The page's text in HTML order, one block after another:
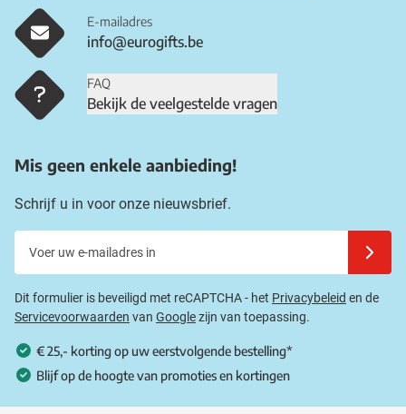
E-mailadres
info@eurogifts.be
FAQ
Bekijk de veelgestelde vragen
Mis geen enkele aanbieding!
Schrijf u in voor onze nieuwsbrief.
Dit formulier is beveiligd met reCAPTCHA - het Privacybeleid en de
Servicevoorwaarden van Googlezijn van toepassing.
€ 25,- korting op uw eerstvolgende bestelling*
Blijf op de hoogte van promoties en kortingen